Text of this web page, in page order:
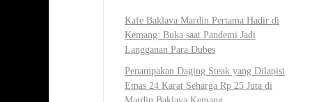
Kafe Baklava Mardin Pertama Hadir di
Kemang: Buka saat Pandemi Jadi
Langganan Para Dubes
Penampakan Daging Steak yang Dilapisi
Emas 24 Karat Seharga Rp 25 Juta di